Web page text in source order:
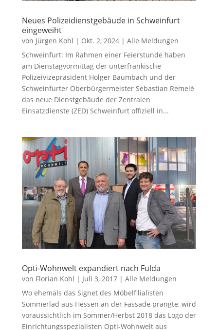
Neues Polizeidienstgebäude in Schweinfurt
eingeweiht
von Jürgen Kohl | Okt. 2, 2024| Alle Meldungen
Schweinfurt: Im Rahmen einer Feierstunde haben
am Dienstagvormittag der unterfränkische
Polizeivizepräsident Holger Baumbach und der
Schweinfurter Oberbürgermeister Sebastian Remelè
das neue Dienstgebäude der Zentralen
Einsatzdienste (ZED) Schweinfurt offiziell in...
Opti-Wohnwelt expandiert nach Fulda
von Florian Kohl | Juli 3, 2017| Alle Meldungen
Wo ehemals das Signet des Möbelfilialisten
Sommerlad aus Hessen an der Fassade prangte, wird
voraussichtlich im Sommer/Herbst 2018 das Logo der
Einrichtungsspezialisten Opti-Wohnwelt aus